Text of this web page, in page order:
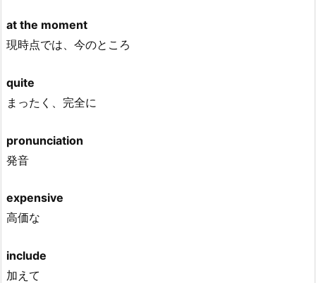
at the moment
現時点では、今のところ
quite
まったく、完全に
pronunciation
発音
expensive
高価な
include
加えて